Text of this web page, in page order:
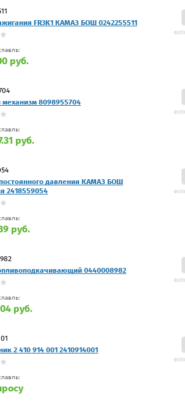
FR3K1 КАМАЗ БОШ 0242255511
руб.
механизм 8098955704
руб.
давления КАМАЗ БОШ
2418559054
руб.
0440008982
руб.
2 410 914 001 2410914001